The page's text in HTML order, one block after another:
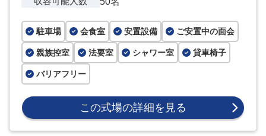
駐車場 会食室 安置設備 ご安置中の面会
親族控室 法要室 シャワー室 貸車椅子
バリアフリー
この式場の詳細を見る